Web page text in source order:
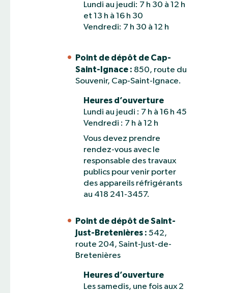
Lundi au jeudi: 7 h 30 à 12 h
et 13 h à 16 h 30
Vendredi: 7 h 30 à 12 h
Point de dépôt de Cap-
Saint-Ignace : 850, route du
Souvenir, Cap-Saint-Ignace.
Heures d’ouverture
Lundi au jeudi : 7 h à 16 h 45
Vendredi : 7 h à 12 h
Vous devez prendre
rendez-vous avec le
responsable des travaux
publics pour venir porter
des appareils réfrigérants
au 418 241-3457.
Point de dépôt de Saint-
Just-Bretenières : 542,
route 204, Saint-Just-de-
Bretenières
Heures d’ouverture
Les samedis, une fois aux 2